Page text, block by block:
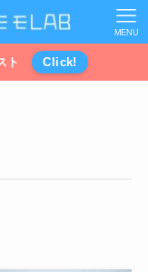
MENU
ト Click!